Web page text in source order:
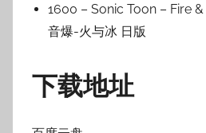
1600 – Sonic Toon – Fire
音爆-火与冰 日版
下载地址